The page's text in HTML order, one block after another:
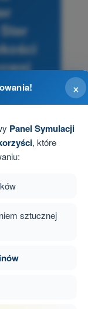
×
Panel Symulacji
, które
sztucznej